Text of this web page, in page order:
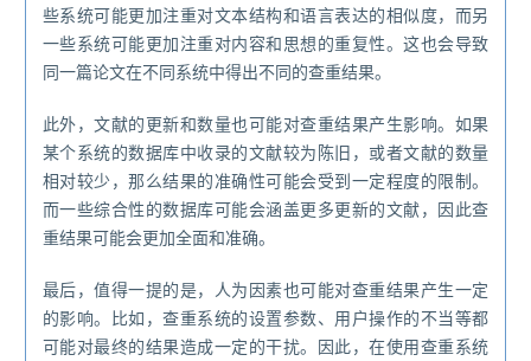
些系统可能更加注重对文本结构和语言表达的相似度，而另
一些系统可能更加注重对内容和思想的重复性。这也会导致
同一篇论文在不同系统中得出不同的查重结果。
此外，文献的更新和数量也可能对查重结果产生影响。如果
某个系统的数据库中收录的文献较为陈旧，或者文献的数量
相对较少，那么结果的准确性可能会受到一定程度的限制。
而一些综合性的数据库可能会涵盖更多更新的文献，因此查
重结果可能会更加全面和准确。
最后，值得一提的是，人为因素也可能对查重结果产生一定
的影响。比如，查重系统的设置参数、用户操作的不当等都
可能对最终的结果造成一定的干扰。因此，在使用查重系统